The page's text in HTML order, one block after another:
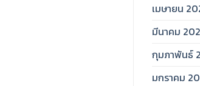
เมษายน
มีนาคม
กุมภาพันธ์
มกราคม